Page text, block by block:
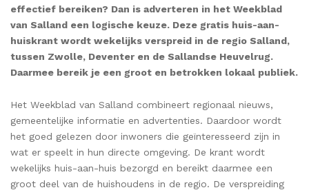
effectief bereiken? Dan is adverteren in het Weekblad
van Salland een logische keuze. Deze gratis huis-aan-
huiskrant wordt wekelijks verspreid in de regio Salland,
tussen Zwolle, Deventer en de Sallandse Heuvelrug.
Daarmee bereik je een groot en betrokken lokaal publiek.
Het Weekblad van Salland combineert regionaal nieuws,
gemeentelijke informatie en advertenties. Daardoor wordt
het goed gelezen door inwoners die geïnteresseerd zijn in
wat er speelt in hun directe omgeving. De krant wordt
wekelijks huis-aan-huis bezorgd en bereikt daarmee een
groot deel van de huishoudens in de regio. De verspreiding